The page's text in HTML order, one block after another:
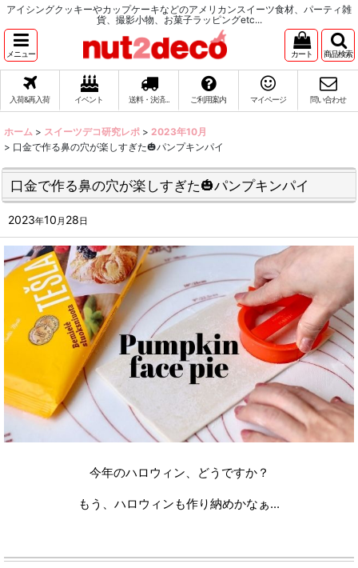
アイシングクッキーやカップケーキなどのアメリカンスイーツ食材、パーティ雑
貨、撮影小物、お菓子ラッピングetc...
メニュー カート 商品検索
入荷&再入荷 イベント 送料・決済... ご利用案内 マイページ 問い合わせ
ホーム > スイーツデコ研究レポ > 2023年10月
> 口金で作る鼻の穴が楽しすぎた🎃パンプキンパイ
口金で作る鼻の穴が楽しすぎた🎃パンプキンパイ
2023年10 月 28日
今年のハロウィン、どうですか？
もう、ハロウィンも作り納めかなぁ...